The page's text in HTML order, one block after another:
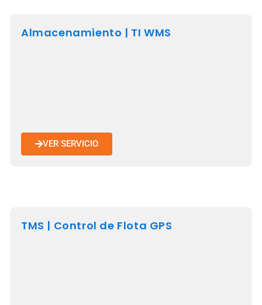
Almacenamiento | TI WMS
VER SERVICIO
TMS | Control de Flota GPS